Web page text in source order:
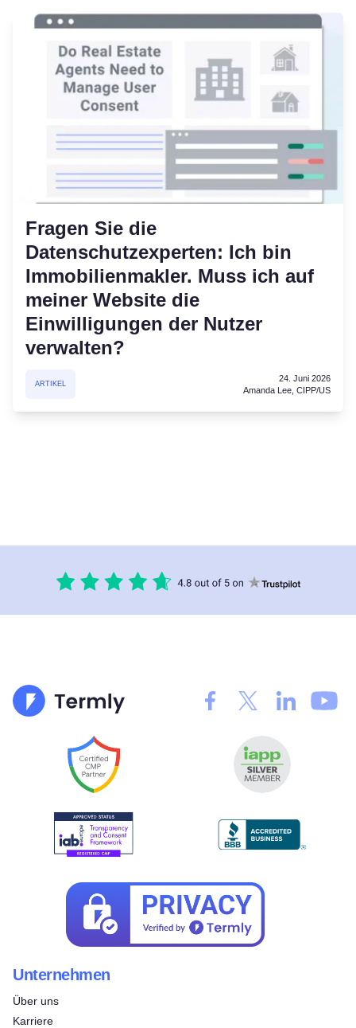
Fragen Sie die
Datenschutzexperten: Ich bin
Immobilienmakler. Muss ich auf
meiner Website die
Einwilligungen der Nutzer
verwalten?
ARTIKEL
24. Juni 2026
Amanda Lee, CIPP/US
Unternehmen
Über uns
Karriere